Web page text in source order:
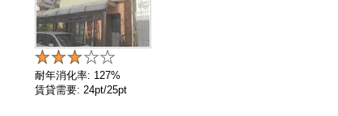
耐年消化率: 127%
賃貸需要: 24pt/25pt